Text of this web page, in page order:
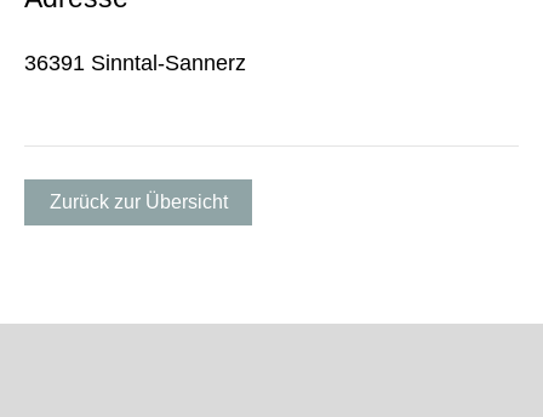
36391 Sinntal-Sannerz
Zurück zur Übersicht